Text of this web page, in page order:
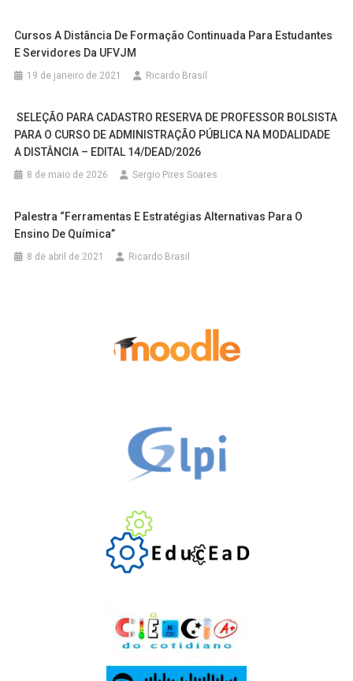
Cursos A Distância De Formação Continuada Para Estudantes
E Servidores Da UFVJM
19 de janeiro de 2021 Ricardo Brasil
SELEÇÃO PARA CADASTRO RESERVA DE PROFESSOR BOLSISTA
PARA O CURSO DE ADMINISTRAÇÃO PÚBLICA NA MODALIDADE
A DISTÂNCIA – EDITAL 14/DEAD/2026
8 de maio de 2026 Sergio Pires Soares
Palestra “Ferramentas E Estratégias Alternativas Para O
Ensino De Química”
8 de abril de 2021 Ricardo Brasil